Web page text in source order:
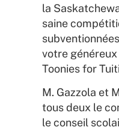
la
saine
votre
Toonies for
M. Gazzola et
tous deux le
le conseil